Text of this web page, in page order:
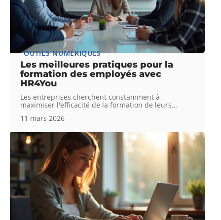
OUTILS NUMÉRIQUES
Les meilleures pratiques pour la
formation des employés avec
HR4You
Les entreprises cherchent constamment à
maximiser l'efficacité de la formation de leurs…
11 mars 2026